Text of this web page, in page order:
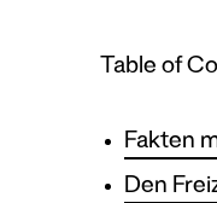
Table of
Fakten
Den